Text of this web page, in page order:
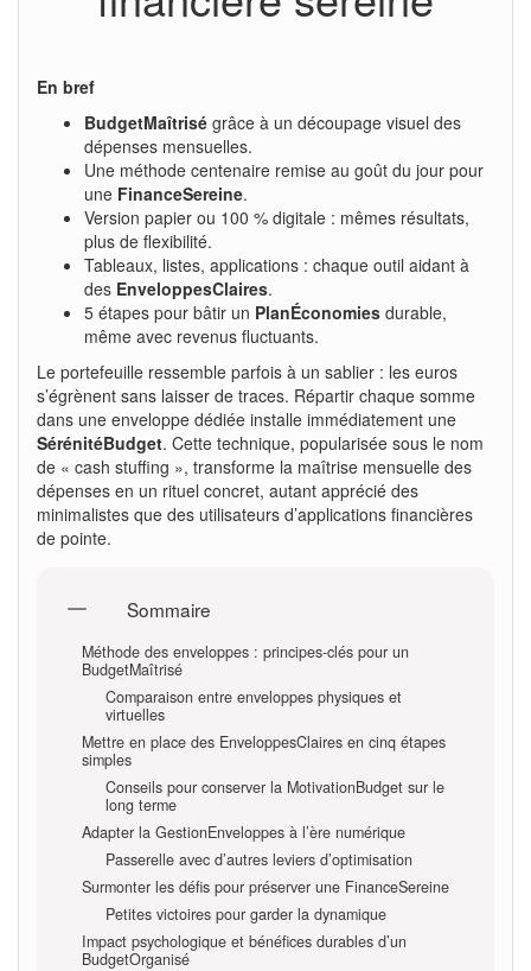
En bref
BudgetMaîtrisé grâce à un découpage visuel des
dépenses mensuelles.
Une méthode centenaire remise au goût du jour pour
une FinanceSereine.
Version papier ou 100 % digitale : mêmes résultats,
plus de flexibilité.
Tableaux, listes, applications : chaque outil aidant à
des EnveloppesClaires.
5 étapes pour bâtir un PlanÉconomies durable,
même avec revenus fluctuants.
Le portefeuille ressemble parfois à un sablier : les euros
s’égrènent sans laisser de traces. Répartir chaque somme
dans une enveloppe dédiée installe immédiatement une
SérénitéBudget. Cette technique, popularisée sous le nom
de « cash stuffing », transforme la maîtrise mensuelle des
dépenses en un rituel concret, autant apprécié des
minimalistes que des utilisateurs d’applications financières
de pointe.
Sommaire
Méthode des enveloppes : principes-clés pour un
BudgetMaîtrisé
Comparaison entre enveloppes physiques et
virtuelles
Mettre en place des EnveloppesClaires en cinq étapes
simples
Conseils pour conserver la MotivationBudget sur le
long terme
Adapter la GestionEnveloppes à l’ère numérique
Passerelle avec d’autres leviers d’optimisation
Surmonter les défis pour préserver une FinanceSereine
Petites victoires pour garder la dynamique
Impact psychologique et bénéfices durables d’un
BudgetOrganisé